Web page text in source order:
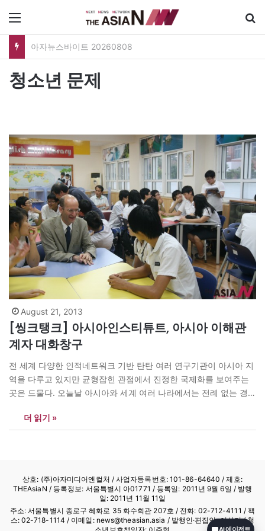
청소년 문제
August 21, 2013
[씽크탱크] 아시아인스티튜트, 아시아 이해관
계자 대화창구
전 세계 다양한 인적네트워크 기반 탄탄 여러 연구기관이 아시아 지
역을 다루고 있지만 균형잡힌 관점에서 진정한 국제화를 보여주는
곳은 드물다. 오늘날 아시아와 세계 여러 나라에서는 전례 없는 경
인스티튜트(소장 임마누엘 페스트라이쉬)는 그러한 필요에 맞춰 지
난 6년 넘게 발전해 오고 있는 연구소다. 아시아 전 지역…
더 읽기 »
상호: (주)아자미디어앤컬처 /사업자등록번호: 101-86-64640 / 제호:
THEAsiaN / 등록정보: 서울특별시 아01771 / 등록일: 2011년 9월 6일 / 발행
일: 2011년 11월 11일
주소: 서울특별시 종로구 혜화로 35 화수회관 207호 / 전화: 02-712-4111 / 팩
스: 02-718-1114 / 이메일: news@theasian.asia / 발행인·편집인: 이상기 / 청